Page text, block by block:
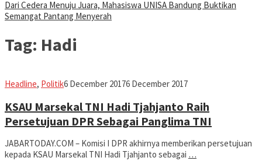
Dari Cedera Menuju Juara, Mahasiswa UNISA Bandung Buktikan
Semangat Pantang Menyerah
Tag: Hadi
Headline, Politikfahruszf
6 December 20176 December 2017
KSAU Marsekal TNI Hadi Tjahjanto Raih
Persetujuan DPR Sebagai Panglima TNI
JABARTODAY.COM – Komisi I DPR akhirnya memberikan persetujuan
kepada KSAU Marsekal TNI Hadi Tjahjanto sebagai …